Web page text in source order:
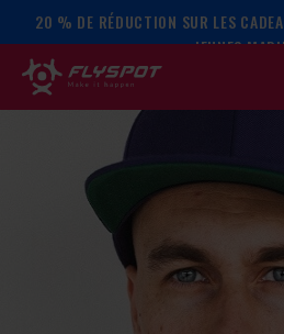
20 % DE RÉDUCTION SUR LES
JEUNES
Page d’accueil / Calendrier des